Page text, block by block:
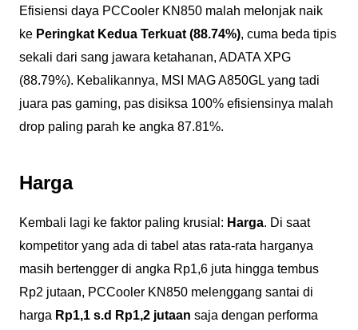
Efisiensi daya PCCooler KN850 malah melonjak naik
ke Peringkat Kedua Terkuat (88.74%), cuma beda tipis
sekali dari sang jawara ketahanan, ADATA XPG
(88.79%). Kebalikannya, MSI MAG A850GL yang tadi
juara pas gaming, pas disiksa 100% efisiensinya malah
drop paling parah ke angka 87.81%.
Harga
Kembali lagi ke faktor paling krusial: Harga. Di saat
kompetitor yang ada di tabel atas rata-rata harganya
masih bertengger di angka Rp1,6 juta hingga tembus
Rp2 jutaan, PCCooler KN850 melenggang santai di
harga Rp1,1 s.d Rp1,2 jutaan saja dengan performa